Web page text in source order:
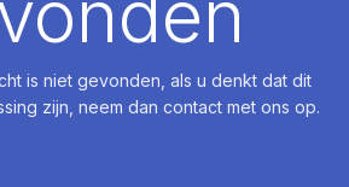
is niet gevonden, als u denkt dat dit
zijn, neem dan contact met ons op.